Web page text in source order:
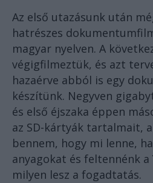
Az első utazásunk után
hatrészes
magyar nyelven. A
végigfilmeztük, és azt
hazaérve abból is egy
készítünk. Negyven
és első éjszaka éppen
az SD-kártyák tartalmait,
bennem, hogy mi lenne,
anyagokat és feltennénk a
milyen lesz a fogadtatás.